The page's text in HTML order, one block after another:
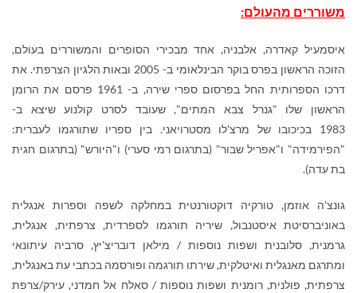
משוררים מהעולם:
איסמעיל קאדרה, אלבניה, אחד מבכירי הסופרים והמשוררים בעולם,
הזוכה הראשון בפרס בוקר הבינלאומי ב- 2005
ובאות הלגיון הצרפתי. את
דרכו הספרותית החל בפרסום ספרי שירה, ב- 1961
פרסם את הרומן
הראשון שלו "גנרל צבא המתים", שעובד לסרט קולנוע שיצא ב-
1983
בכיכובו של מרצ'לו מסטרויאני. בין ספריו שתורגמו לעברית:
"הפירמידה" ו"אפריל שבור" (בתרגום רמי סערי) ו"היורש" (בתרגום חגית
בת עדה).
גונצ'ה אוזמן, טורקיה דוקטורנטית במחלקה לשפה וספרות אנגלית
באוניברסיטת איסטנבול, שיריה תורגמו לספרדית, צרפתית, אנגלית,
גרמנית, סלובנית ושפות נוספות / מילאן דובריצ'יץ, סרביה עיתונאי
ומתרגם מאנגלית ואיטלקית, שירתו תורגמה ופורסמה בכתבי עת באנגלית,
צרפתית, פולנית, רומנית ושפות נוספות / סאלח אל חמדני, עירק/צרפת